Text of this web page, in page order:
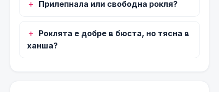
Прилепнала или свободна рокля?
Роклята е добре в бюста, но тясна в
ханша?